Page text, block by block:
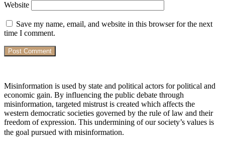
Website
Save my name, email, and website in this browser for the next
time I comment.
Misinformation is used by state and political actors for political and
economic gain. By influencing the public debate through
misinformation, targeted mistrust is created which affects the
western democratic societies governed by the rule of law and their
freedom of expression. This undermining of our society’s values ​​is
the goal pursued with misinformation.